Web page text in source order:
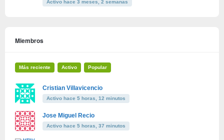
Activo hace 3 meses, 2 semanas
Miembros
Más reciente Activo Popular
Cristian Villavicencio
Activo hace 5 horas, 12 minutos
Jose Miguel Recio
Activo hace 5 horas, 37 minutos